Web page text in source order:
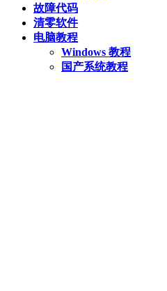
故障代码
清零软件
电脑教程
Windows 教程
国产系统教程